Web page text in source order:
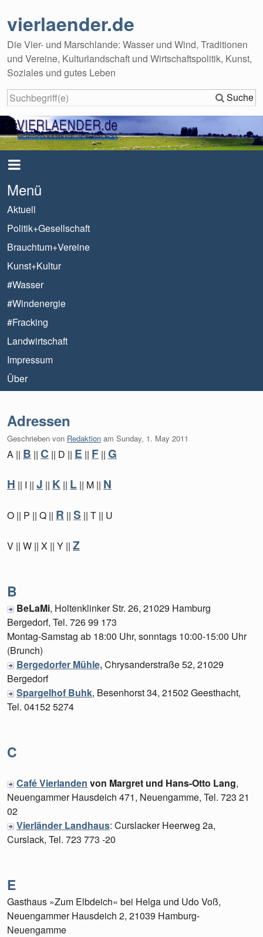
vierlaender.de
Die Vier- und Marschlande: Wasser und Wind, Traditionen
und Vereine, Kulturlandschaft und Wirtschaftspolitik, Kunst,
Soziales und gutes Leben
Suche
Menü
Aktuell
Politik+Gesellschaft
Brauchtum+Vereine
Kunst+Kultur
#Wasser
#Windenergie
#Fracking
Landwirtschaft
Impressum
Über
Adressen
Geschrieben von Redaktion am Sunday, 1. May 2011
A || B || C || D || E || F || G
H || I || J || K || L || M || N
O || P || Q || R || S || T || U
V || W || X || Y || Z
B
BeLaMi, Holtenklinker Str. 26, 21029 Hamburg
Bergedorf, Tel. 726 99 173
Montag-Samstag ab 18:00 Uhr, sonntags 10:00-15:00 Uhr
(Brunch)
Bergedorfer Mühle,Chrysanderstraße 52, 21029
Bergedorf
Spargelhof Buhk, Besenhorst 34, 21502 Geesthacht,
Tel. 04152 5274
C
Café Vierlanden von Margret und Hans-Otto Lang,
Neuengammer Hausdeich 471, Neuengamme, Tel. 723 21
02
Vierländer Landhaus: Curslacker Heerweg 2a,
Curslack, Tel. 723 773 -20
E
Gasthaus »Zum Elbdeich« bei Helga und Udo Voß,
Neuengammer Hausdeich 2, 21039 Hamburg-
Neuengamme